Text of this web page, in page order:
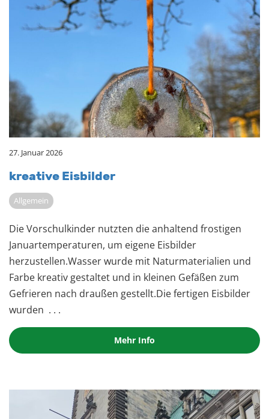
27. Januar 2026
krea­ti­ve Eis­bil­der
Allgemein
Die Vorschulkinder nutzten die anhaltend frostigen
Januartemperaturen, um eigene Eisbilder
herzustellen.Wasser wurde mit Naturmaterialien und
Farbe kreativ gestaltet und in kleinen Gefäßen zum
Gefrieren nach draußen gestellt.Die fertigen Eisbilder
wurden . . .
Mehr Info